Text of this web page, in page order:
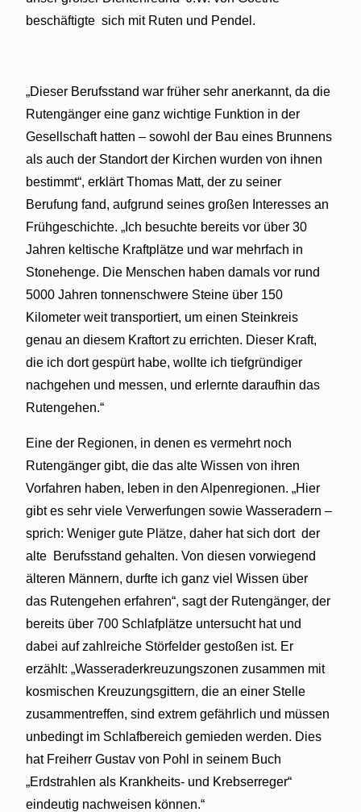
beschäftigte sich mit Ruten und Pendel.
„Dieser Berufsstand war früher sehr anerkannt, da die
Rutengänger eine ganz wichtige Funktion in der
Gesellschaft hatten – sowohl der Bau eines Brunnens
als auch der Standort der Kirchen wurden von ihnen
bestimmt“, erklärt Thomas Matt, der zu seiner
Berufung fand, aufgrund seines großen Interesses an
Frühgeschichte. „Ich besuchte bereits vor über 30
Jahren keltische Kraftplätze und war mehrfach in
Stonehenge. Die Menschen haben damals vor rund
5000 Jahren tonnenschwere Steine über 150
Kilometer weit transportiert, um einen Steinkreis
genau an diesem Kraftort zu errichten. Dieser Kraft,
die ich dort gespürt habe, wollte ich tiefgründiger
nachgehen und messen, und erlernte daraufhin das
Rutengehen.“
Eine der Regionen, in denen es vermehrt noch
Rutengänger gibt, die das alte Wissen von ihren
Vorfahren haben, leben in den Alpenregionen. „Hier
gibt es sehr viele Verwerfungen sowie Wasseradern –
sprich: Weniger gute Plätze, daher hat sich dort der
alte Berufsstand gehalten. Von diesen vorwiegend
älteren Männern, durfte ich ganz viel Wissen über
das Rutengehen erfahren“, sagt der Rutengänger, der
bereits über 700 Schlafplätze untersucht hat und
dabei auf zahlreiche Störfelder gestoßen ist. Er
erzählt: „Wasseraderkreuzungszonen zusammen mit
kosmischen Kreuzungsgittern, die an einer Stelle
zusammentreffen, sind extrem gefährlich und müssen
unbedingt im Schlafbereich gemieden werden. Dies
hat Freiherr Gustav von Pohl in seinem Buch
„Erdstrahlen als Krankheits- und Krebserreger“
eindeutig nachweisen können.“